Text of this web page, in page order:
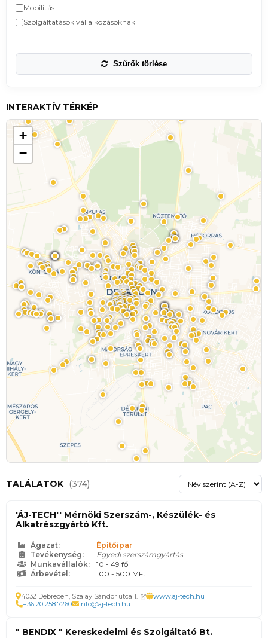
Mobilitás
Szolgáltatások vállalkozásoknak
Szűrők törlése
INTERAKTÍV TÉRKÉP
+
−
TALÁLATOK (374)
'ÁJ-TECH'' Mérnöki Szerszám-, Készülék- és
Alkatrészgyártó Kft.
Ágazat:
Építőipar
Tevékenység:
Egyedi szerszámgyártás
Munkavállalók:
10 - 49 fő
Árbevétel:
100 - 500 MFt
4032 Debrecen, Szalay Sándor utca 1.
www.aj-tech.hu
+36 20 258 7260
info@aj-tech.hu
" BENDIX " Kereskedelmi és Szolgáltató Bt.